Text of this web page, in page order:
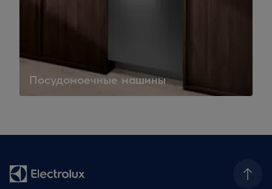
Посудомоечные машины